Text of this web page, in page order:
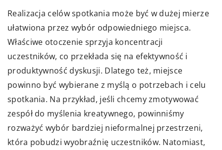
Realizacja celów spotkania może być w dużej mierze
ułatwiona przez wybór odpowiedniego miejsca.
Właściwe otoczenie sprzyja koncentracji
uczestników, co przekłada się na efektywność i
produktywność dyskusji. Dlatego też, miejsce
powinno być wybierane z myślą o potrzebach i celu
spotkania. Na przykład, jeśli chcemy zmotywować
zespół do myślenia kreatywnego, powinniśmy
rozważyć wybór bardziej nieformalnej przestrzeni,
która pobudzi wyobraźnię uczestników. Natomiast,